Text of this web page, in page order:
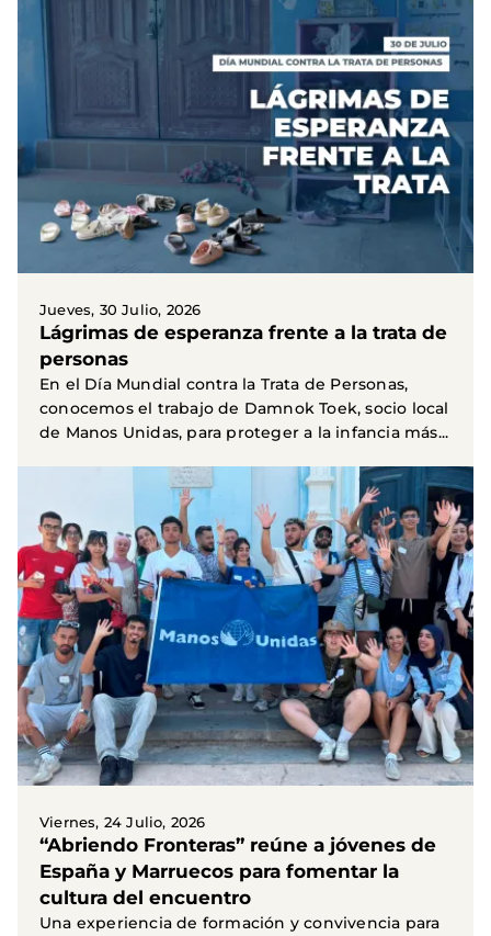
Jueves, 30 Julio, 2026
Lágrimas de esperanza frente a la trata de
personas
En el Día Mundial contra la Trata de Personas,
conocemos el trabajo de Damnok Toek, socio local
de Manos Unidas, para proteger a la infancia más...
Viernes, 24 Julio, 2026
“Abriendo Fronteras” reúne a jóvenes de
España y Marruecos para fomentar la
cultura del encuentro
Una experiencia de formación y convivencia para